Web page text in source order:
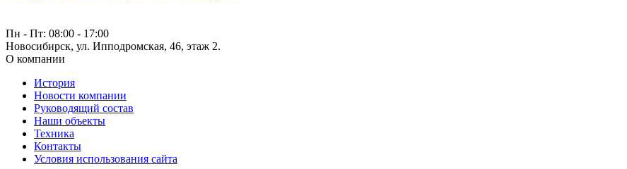
Пн - Пт: 08:00 - 17:00
Новосибирск, ул. Ипподромская, 46, этаж 2.
О компании
История
Новости компании
Руководящий состав
Наши объекты
Техника
Контакты
Условия использования сайта